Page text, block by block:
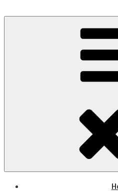
Wo die (Country-) Musik